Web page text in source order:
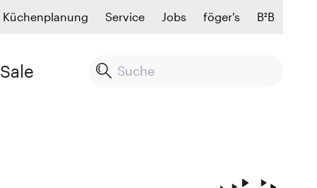
Küchenplanung Service Jobs föger's B²B
Sale